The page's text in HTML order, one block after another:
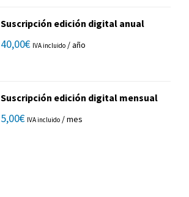
Suscripción edición digital anual
40,00€ IVA incluido / año
Suscripción edición digital mensual
5,00€ IVA incluido / mes